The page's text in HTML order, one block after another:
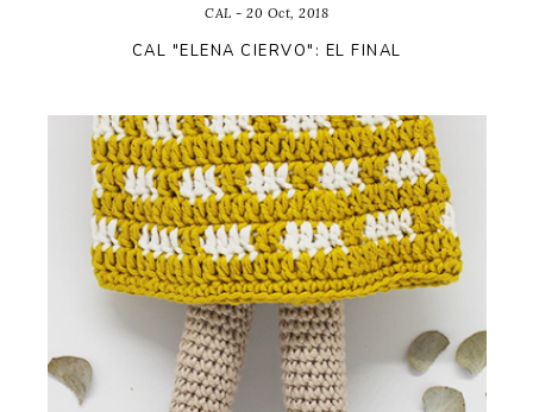
CAL - 20 Oct, 2018
CAL "ELENA CIERVO": EL FINAL